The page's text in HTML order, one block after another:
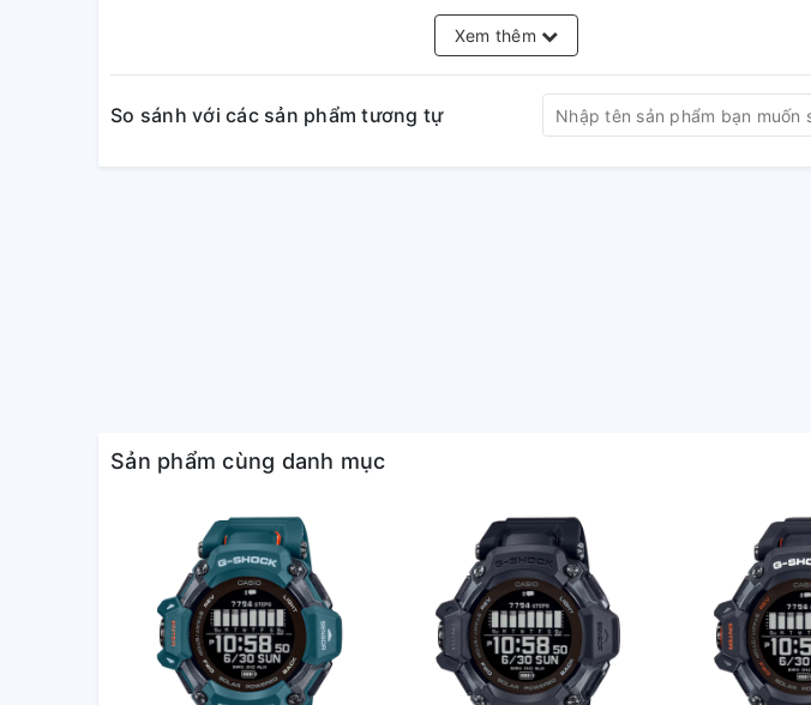
Kích thước vỏ / Tổng trọng lượng2 năm với pin
SR927W × 2
Kích thước vỏ : 50,8×52,1×16,9mm
Giờ thế giới
31 múi giờ (48 thành phố + giờ phối hợp quốc tế),hiển thị mã thành phố,
Tính năng chuyển kim (Kim dịch chuyển qua một bên để không che kết
trên màn hình kỹ thuật số).
La bàn số (NORTH)
Chỉ báo kim hướng bắc (đo liên tục trong 60 giây)
Đo và hiển thị hướng dưới dạng một trong 16 điểm
Khoảng đo: 0 đến 359°
Đơn vị đo: 1°
Xem thêm
So sánh với các sản phẩm tương tự
Sản phẩm cùng danh mục